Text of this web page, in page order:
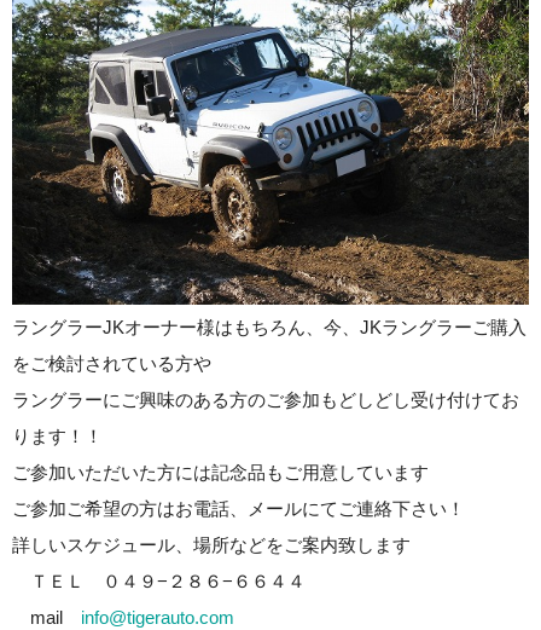
ラングラーJKオーナー様はもちろん、今、JKラングラーご購入
をご検討されている方や
ラングラーにご興味のある方のご参加もどしどし受け付けてお
ります！！
ご参加いただいた方には記念品もご用意しています
ご参加ご希望の方はお電話、メールにてご連絡下さい！
詳しいスケジュール、場所などをご案内致します
ＴＥＬ ０４９−２８６−６６４４
mail info@tigerauto.com